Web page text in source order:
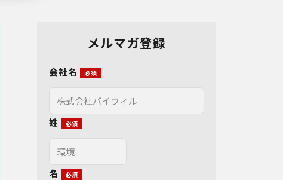
メルマガ登録
会社名
姓
名